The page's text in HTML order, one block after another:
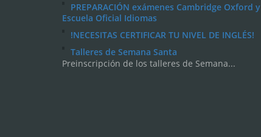
PREPARACIÓN exámenes Cambridge Oxford y
Escuela Oficial Idiomas
!NECESITAS CERTIFICAR TU NIVEL DE INGLÉS!
Talleres de Semana Santa
Preinscripción de los talleres de Semana...